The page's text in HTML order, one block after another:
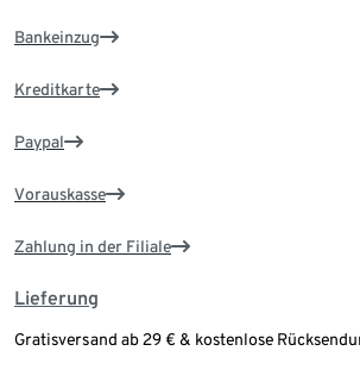
Bankeinzug
Kreditkarte
Paypal
Vorauskasse
Zahlung in der Filiale
Lieferung
Gratisversand ab 29 € & kostenlose